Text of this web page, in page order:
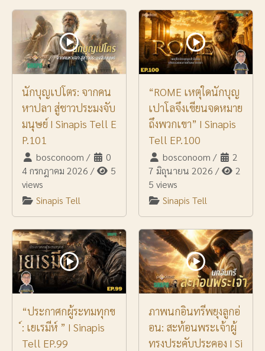
นักบุญเปโตร: จากคน
หาปลา สู่ชาวประมงจับ
มนุษย์ I Sinapis Tell E
P.101
bosconoom /
0
4 กรกฎาคม 2026 /
5
views
Sinapis Tell
“ROME เหตุใดนักบุญ
เปาโลจึงเขียนจดหมาย
ถึงพวกเขา” I Sinapis
Tell EP.100
bosconoom /
2
7 มิถุนายน 2026 /
2
5 views
Sinapis Tell
“ประกาศกผู้ระทมทุกข
์: เยเรมีห์ ” I Sinapis
Tell EP.99
ภาพนกอินทรีพยุงลูกอ่
อน: สะท้อนพระเจ้าผู้
ทรงประคับประคอง I Si